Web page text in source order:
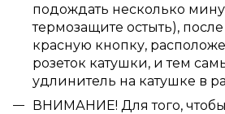
подождать несколько
термозащите остыть),
красную кнопку,
розеток катушки, и тем
удлинитель на катушке в
ВНИМАНИЕ! Для того,